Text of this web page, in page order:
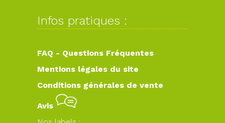
Infos pratiques :
FAQ - Questions Fréquentes
Mentions légales du site
Conditions générales de vente
Avis